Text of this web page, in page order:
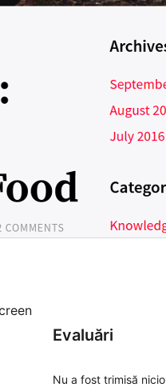
Evaluări
Nu a fost trimisă